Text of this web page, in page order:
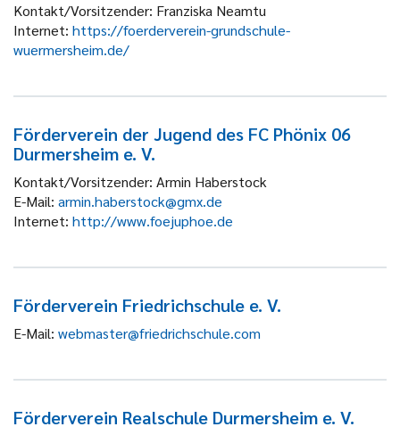
Kontakt/Vorsitzender: Franziska Neamtu
Internet: https://foerderverein-grundschule-
wuermersheim.de/
Förderverein der Jugend des FC Phönix 06
Durmersheim e. V.
Kontakt/Vorsitzender: Armin Haberstock
E-Mail: armin.haberstock@gmx.de
Internet: http://www.foejuphoe.de
Förderverein Friedrichschule e. V.
E-Mail: webmaster@friedrichschule.com
Förderverein Realschule Durmersheim e. V.